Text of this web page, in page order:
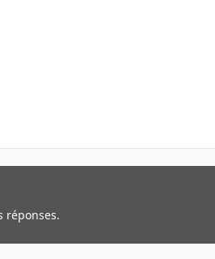
réponses.